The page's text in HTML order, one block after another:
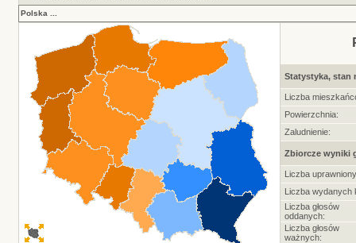
Polska
Statystyka, stan
Liczba
Powierzchnia:
Zaludnienie:
Zbiorcze wyniki
Liczba
Liczba wydanych
Liczba głosów
oddanych:
Liczba głosów
ważnych: